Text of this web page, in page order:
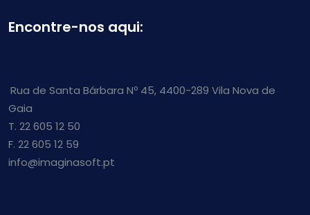
Encontre-nos aqui:
Rua de Santa Bárbara Nº 45, 4400-289 Vila Nova de
Gaia
T. 22 605 12 50
F. 22 605 12 59
info@imaginasoft.pt